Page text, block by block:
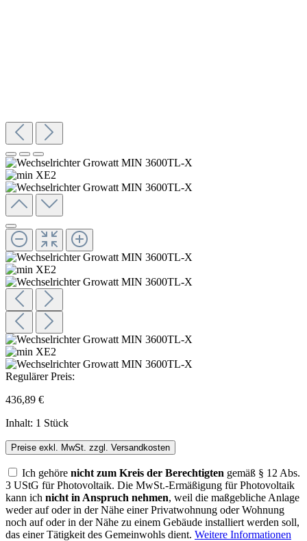
Regulärer Preis:
436,89 €
Inhalt: 1 Stück
Preise exkl. MwSt. zzgl. Versandkosten
Ich gehöre nicht zum Kreis der Berechtigten gemäß § 12 Abs.
3 UStG für Photovoltaik. Die MwSt.-Ermäßigung für Photovoltaik
kann ich nicht in Anspruch nehmen, weil die maßgebliche Anlage
weder auf oder in der Nähe einer Privatwohnung oder Wohnung
noch auf oder in der Nähe zu einem Gebäude installiert werden soll,
das einer Tätigkeit des Gemeinwohls dient. Weitere Informationen